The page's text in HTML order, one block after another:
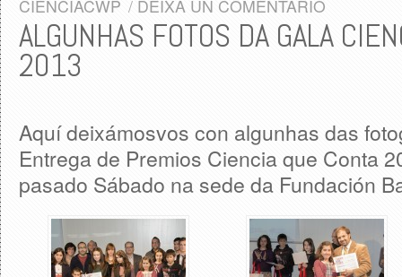
CIENCIACWP / DEIXA UN COMENTARIO
ALGUNHAS FOTOS DA GALA
2013
Aquí deixámosvos con algunhas das
Entrega de Premios Ciencia que Conta
pasado Sábado na sede da Fundación